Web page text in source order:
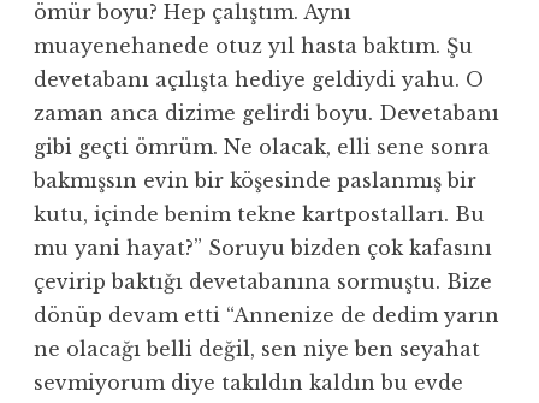
ömür boyu? Hep çalıştım. Aynı
muayenehanede otuz yıl hasta baktım. Şu
devetabanı açılışta hediye geldiydi yahu. O
zaman anca dizime gelirdi boyu. Devetabanı
gibi geçti ömrüm. Ne olacak, elli sene sonra
bakmışsın evin bir köşesinde paslanmış bir
kutu, içinde benim tekne kartpostalları. Bu
mu yani hayat?” Soruyu bizden çok kafasını
çevirip baktığı devetabanına sormuştu. Bize
dönüp devam etti “Annenize de dedim yarın
ne olacağı belli değil, sen niye ben seyahat
sevmiyorum diye takıldın kaldın bu evde